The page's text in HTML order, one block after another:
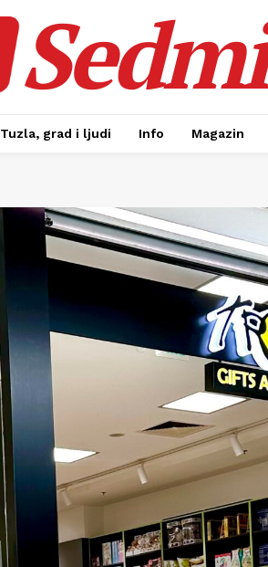
Tuzla, grad i ljudi Info Magazin